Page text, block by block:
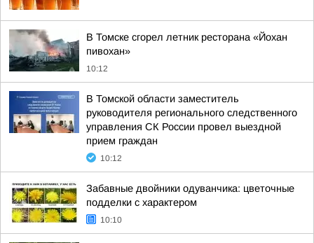
В Томске сгорел летник ресторана «Йохан
пивохан»
10:12
В Томской области заместитель
руководителя регионального следственного
управления СК России провел выездной
прием граждан
10:12
Забавные двойники одуванчика: цветочные
подделки с характером
10:10